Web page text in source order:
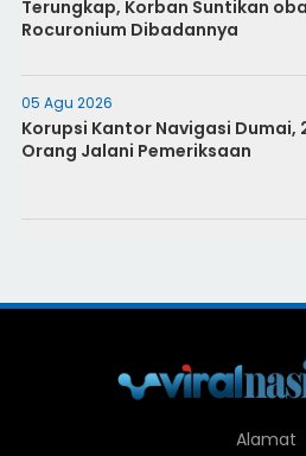
Terungkap, Korban Suntikan
Rocuronium Dibadannya
05 Agu 2026
Korupsi Kantor Navigasi Dumai,
Orang Jalani Pemeriksaan
Alamat